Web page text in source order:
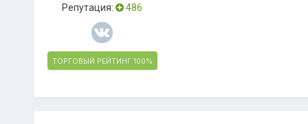
Репутация:
486
ТОРГОВЫЙ РЕЙТИНГ 100%